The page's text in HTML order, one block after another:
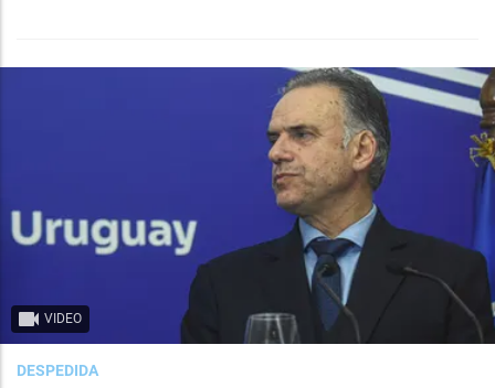
VIDEO
DESPEDIDA